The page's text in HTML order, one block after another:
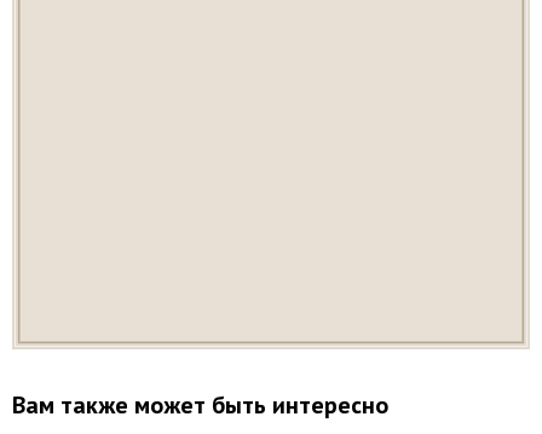
Вам также может быть интересно